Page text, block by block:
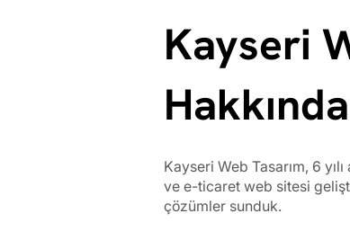
Kayseri
Hakkında
Kayseri Web Tasarım, 6
ve e-ticaret web sitesi
çözümler sunduk.